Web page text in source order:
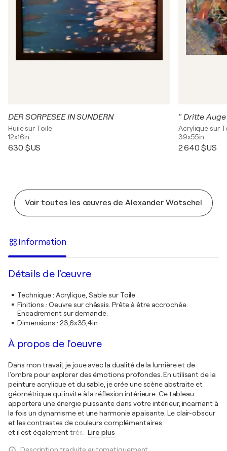
DER SORPESEE IN SUNDERN
Huile sur Toile
12x16in
630 $US
" Dritte
Acrylique sur
39x55in
2 640 $US
Voir toutes les œuvres de Alexander Wotschel
Information
Détails de l'œuvre
Technique: Acrylique, Sable sur Toile
Finitions : Oeuvre sur châssis. Prête à être accrochée.
Encadrement sur demande.
Dimensions : 23,6x35,4in
À propos de l'oeuvre
Dans mon travail, je joue avec la dualité de la lumière et de
l'ombre pour explorer des émotions profondes. En utilisant de la
peinture acrylique et du sable, je crée une scène abstraite et
géométrique qui invite à la réflexion intérieure. Ce tableau
apportera une énergie puissante dans votre intérieur, incarnant à
la fois un dynamisme et une harmonie apaisante. Le clair-obscur
et les contrastes de couleurs complémentaires
et il est également très… Lire plus